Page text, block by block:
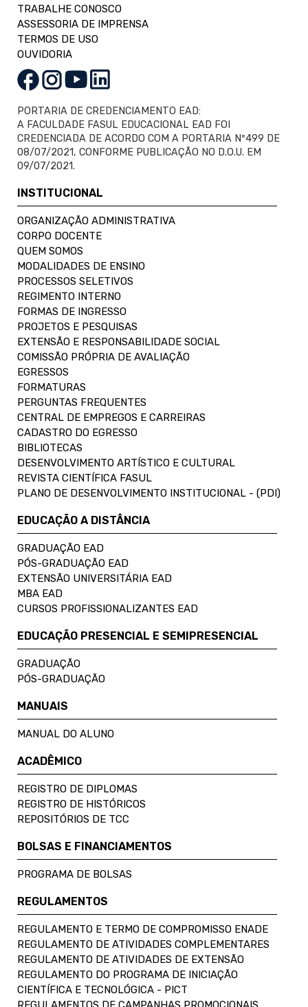
TRABALHE CONOSCO
ASSESSORIA DE IMPRENSA
TERMOS DE USO
OUVIDORIA
PORTARIA DE CREDENCIAMENTO EAD:
A FACULDADE FASUL EDUCACIONAL EAD FOI
CREDENCIADA DE ACORDO COM A PORTARIA Nº499 DE
08/07/2021, CONFORME PUBLICAÇÃO NO D.O.U. EM
09/07/2021.
INSTITUCIONAL
ORGANIZAÇÃO ADMINISTRATIVA
CORPO DOCENTE
QUEM SOMOS
MODALIDADES DE ENSINO
PROCESSOS SELETIVOS
REGIMENTO INTERNO
FORMAS DE INGRESSO
PROJETOS E PESQUISAS
EXTENSÃO E RESPONSABILIDADE SOCIAL
COMISSÃO PRÓPRIA DE AVALIAÇÃO
EGRESSOS
FORMATURAS
PERGUNTAS FREQUENTES
CENTRAL DE EMPREGOS E CARREIRAS
CADASTRO DO EGRESSO
BIBLIOTECAS
DESENVOLVIMENTO ARTÍSTICO E CULTURAL
REVISTA CIENTÍFICA FASUL
PLANO DE DESENVOLVIMENTO INSTITUCIONAL - (PDI)
EDUCAÇÃO A DISTÂNCIA
GRADUAÇÃO EAD
PÓS-GRADUAÇÃO EAD
EXTENSÃO UNIVERSITÁRIA EAD
MBA EAD
CURSOS PROFISSIONALIZANTES EAD
EDUCAÇÃO PRESENCIAL E SEMIPRESENCIAL
GRADUAÇÃO
PÓS-GRADUAÇÃO
MANUAIS
MANUAL DO ALUNO
ACADÊMICO
REGISTRO DE DIPLOMAS
REGISTRO DE HISTÓRICOS
REPOSITÓRIOS DE TCC
BOLSAS E FINANCIAMENTOS
PROGRAMA DE BOLSAS
REGULAMENTOS
REGULAMENTO E TERMO DE COMPROMISSO ENADE
REGULAMENTO DE ATIVIDADES COMPLEMENTARES
REGULAMENTO DE ATIVIDADES DE EXTENSÃO
REGULAMENTO DO PROGRAMA DE INICIAÇÃO
CIENTÍFICA E TECNOLÓGICA - PICT